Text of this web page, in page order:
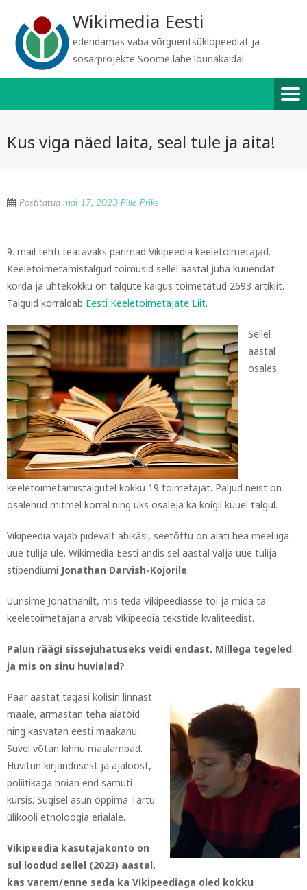
Wikimedia Eesti
edendamas vaba võrguentsüklopeediat ja
sõsarprojekte Soome lahe lõunakaldal
Kus viga näed laita, seal tule ja aita!
Postitatud mai 17, 2023 Pille Priks
9. mail tehti teatavaks parimad Vikipeedia keeletoimetajad.
Keeletoimetamistalgud toimusid sellel aastal juba kuuendat
korda ja ühtekokku on talgute käigus toimetatud 2693 artiklit.
Talguid korraldab Eesti Keeletoimetajate Liit.
Sellel
aastal
osales
keeletoimetamistalgutel kokku 19 toimetajat. Paljud neist on
osalenud mitmel korral ning üks osaleja ka kõigil kuuel talgul.
Vikipeedia vajab pidevalt abikäsi, seetõttu on alati hea meel iga
uue tulija üle. Wikimedia Eesti andis sel aastal välja uue tulija
stipendiumi Jonathan Darvish-Kojorile.
Uurisime Jonathanilt, mis teda Vikipeediasse tõi ja mida ta
keeletoimetajana arvab Vikipeedia tekstide kvaliteedist.
Palun räägi sissejuhatuseks veidi endast. Millega tegeled
ja mis on sinu huvialad?
Paar aastat tagasi kolisin linnast
maale, armastan teha aiatöid
ning kasvatan eesti maakanu.
Suvel võtan kihnu maalambad.
Huvitun kirjandusest ja ajaloost,
poliitikaga hoian end samuti
kursis. Sügisel asun õppima Tartu
ülikooli etnoloogia erialale.
Vikipeedia kasutajakonto on
sul loodud sellel (2023) aastal,
kas varem/enne seda ka Vikipeediaga oled kokku